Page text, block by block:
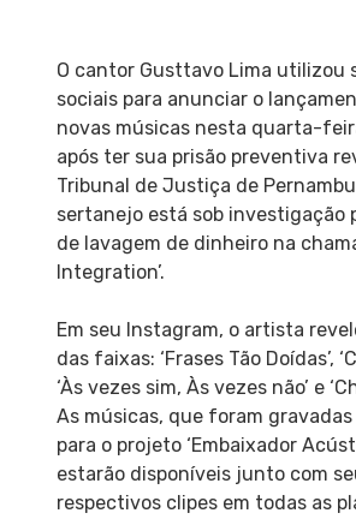
O cantor Gusttavo Lima utilizou
sociais para anunciar o
novas músicas nesta quarta-
após ter sua prisão preventiva
Tribunal de Justiça de
sertanejo está sob investigação
de lavagem de dinheiro na
Integration’.
Em seu Instagram, o artista
das faixas: ‘Frases Tão Doídas’,
‘Às vezes sim, Às vezes não’ e
As músicas, que foram gravadas
para o projeto ‘Embaixador
estarão disponíveis junto com
respectivos clipes em todas as